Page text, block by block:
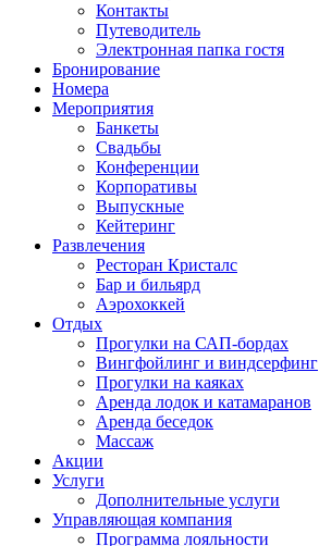
Контакты
Путеводитель
Электронная папка гостя
Бронирование
Номера
Мероприятия
Банкеты
Свадьбы
Конференции
Корпоративы
Выпускные
Кейтеринг
Развлечения
Ресторан Кристалс
Бар и бильярд
Аэрохоккей
Отдых
Прогулки на САП-бордах
Вингфойлинг и виндсерфинг
Прогулки на каяках
Аренда лодок и катамаранов
Аренда беседок
Массаж
Акции
Услуги
Дополнительные услуги
Управляющая компания
Программа лояльности